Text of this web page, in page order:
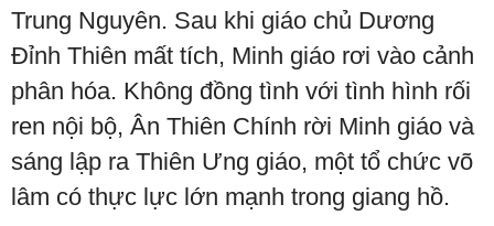
Trung Nguyên. Sau khi giáo chủ Dương
Đỉnh Thiên mất tích, Minh giáo rơi vào cảnh
phân hóa. Không đồng tình với tình hình rối
ren nội bộ, Ân Thiên Chính rời Minh giáo và
sáng lập ra Thiên Ưng giáo, một tổ chức võ
lâm có thực lực lớn mạnh trong giang hồ.